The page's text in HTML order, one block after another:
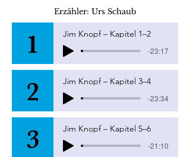
Erzähler: Urs Schaub
Jim Knopf – Kapitel 1–2
-23:17
Jim Knopf – Kapitel 3–4
-23:34
Jim Knopf – Kapitel 5–6
-21:10